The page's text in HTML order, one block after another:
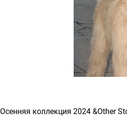
Осенняя коллекция 2024 &Other